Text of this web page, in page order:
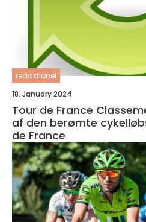
redaktionel
18. January 2024
Tour de France
af den berømte
de France